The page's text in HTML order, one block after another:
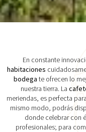
En constante
habitaciones
bodega te ofrecen lo
nuestra tierra. La
meriendas, es perfecta
mismo modo, podrás
donde celebrar con
profesionales; para